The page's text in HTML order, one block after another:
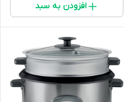
افزودن به سبد